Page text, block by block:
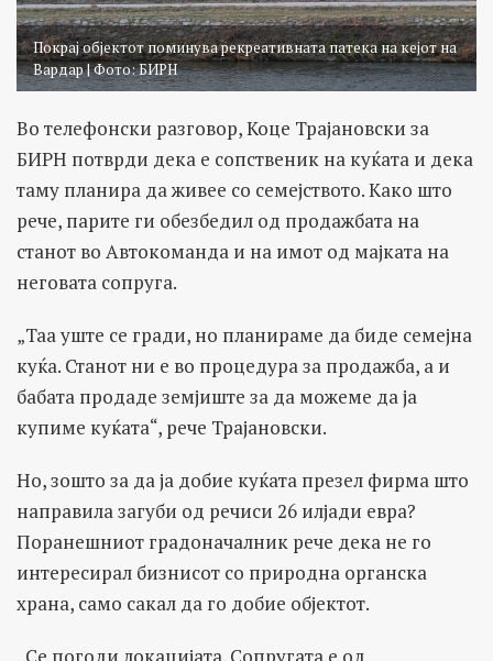
Покрај објектот поминува рекреативната патека на кејот на
Вардар | Фото: БИРН
Во телефонски разговор, Коце Трајановски за
БИРН потврди дека е сопственик на куќата и дека
таму планира да живее со семејството. Како што
рече, парите ги обезбедил од продажбата на
станот во Автокоманда и на имот од мајката на
неговата сопруга.
„Таа уште се гради, но планираме да биде семејна
куќа. Станот ни е во процедура за продажба, а и
бабата продаде земјиште за да можеме да ја
купиме куќата“, рече Трајановски.
Но, зошто за да ја добие куќата презел фирма што
направила загуби од речиси 26 илјади евра?
Поранешниот градоначалник рече дека не го
интересирал бизнисот со природна органска
храна, само сакал да го добие објектот.
„Се погоди локацијата. Сопругата е од